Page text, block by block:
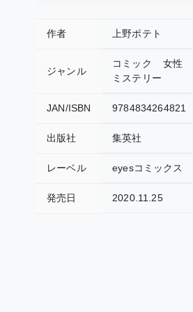
作者 上野ポテト
ジャンル
コミック 女性
ミステリー
JAN/ISBN 9784834264821
出版社 集英社
レーベル eyesコミックス
発売日 2020.11.25